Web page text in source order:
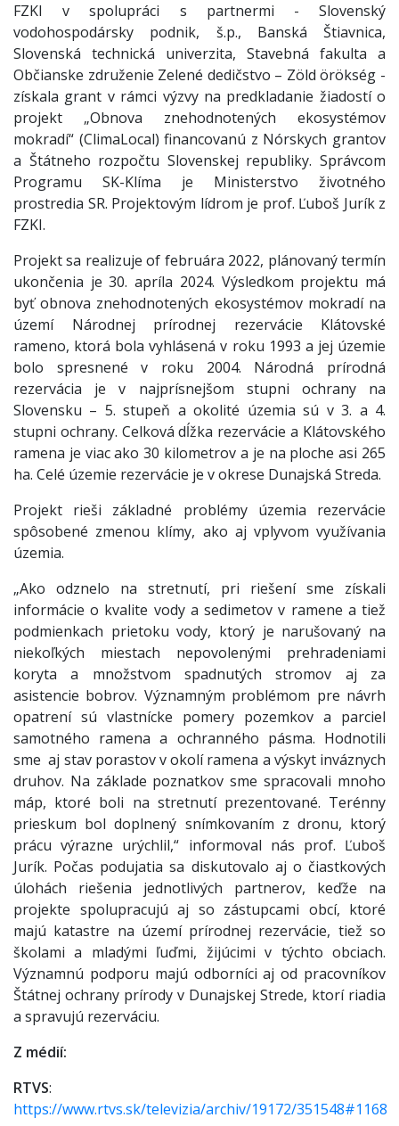
FZKI v spolupráci s partnermi - Slovenský
vodohospodársky podnik, š.p., Banská Štiavnica,
Slovenská technická univerzita, Stavebná fakulta a
Občianske združenie Zelené dedičstvo – Zöld örökség -
získala grant v rámci výzvy na predkladanie žiadostí o
projekt „Obnova znehodnotených ekosystémov
mokradí“ (ClimaLocal) financovanú z Nórskych grantov
a Štátneho rozpočtu Slovenskej republiky. Správcom
Programu SK-Klíma je Ministerstvo životného
prostredia SR. Projektovým lídrom je prof. Ľuboš Jurík z
FZKI.
Projekt sa realizuje of februára 2022, plánovaný termín
ukončenia je 30. apríla 2024. Výsledkom projektu má
byť obnova znehodnotených ekosystémov mokradí na
území Národnej prírodnej rezervácie Klátovské
rameno, ktorá bola vyhlásená v roku 1993 a jej územie
bolo spresnené v roku 2004. Národná prírodná
rezervácia je v najprísnejšom stupni ochrany na
Slovensku – 5. stupeň a okolité územia sú v 3. a 4.
stupni ochrany. Celková dĺžka rezervácie a Klátovského
ramena je viac ako 30 kilometrov a je na ploche asi 265
ha. Celé územie rezervácie je v okrese Dunajská Streda.
Projekt rieši základné problémy územia rezervácie
spôsobené zmenou klímy, ako aj vplyvom využívania
územia.
„Ako odznelo na stretnutí, pri riešení sme získali
informácie o kvalite vody a sedimetov v ramene a tiež
podmienkach prietoku vody, ktorý je narušovaný na
niekoľkých miestach nepovolenými prehradeniami
koryta a množstvom spadnutých stromov aj za
asistencie bobrov. Významným problémom pre návrh
opatrení sú vlastnícke pomery pozemkov a parciel
samotného ramena a ochranného pásma. Hodnotili
sme aj stav porastov v okolí ramena a výskyt inváznych
druhov. Na základe poznatkov sme spracovali mnoho
máp, ktoré boli na stretnutí prezentované. Terénny
prieskum bol doplnený snímkovaním z dronu, ktorý
prácu výrazne urýchlil,“ informoval nás prof. Ľuboš
Jurík. Počas podujatia sa diskutovalo aj o čiastkových
úlohách riešenia jednotlivých partnerov, keďže na
projekte spolupracujú aj so zástupcami obcí, ktoré
majú katastre na území prírodnej rezervácie, tiež so
školami a mladými ľuďmi, žijúcimi v týchto obciach.
Významnú podporu majú odborníci aj od pracovníkov
Štátnej ochrany prírody v Dunajskej Strede, ktorí riadia
a spravujú rezerváciu.
Z médií:
RTVS:
https://www.rtvs.sk/televizia/archiv/19172/351548#1168